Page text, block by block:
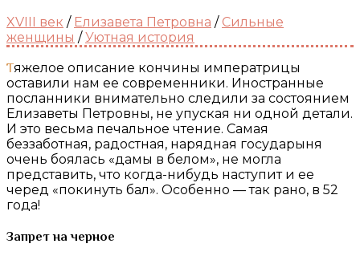
XVIII век / Елизавета Петровна / Сильные
женщины /Уютная история
Тяжелое описание кончины императрицы
оставили нам ее современники. Иностранные
посланники внимательно следили за состоянием
Елизаветы Петровны, не упуская ни одной детали.
И это весьма печальное чтение. Самая
беззаботная, радостная, нарядная государыня
очень боялась «дамы в белом», не могла
представить, что когда-нибудь наступит и ее
черед «покинуть бал». Особенно — так рано, в 52
года!
Запрет на черное